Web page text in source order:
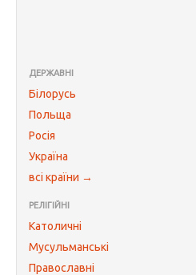
ДЕРЖАВНІ
Білорусь
Польща
Росія
Україна
всі країни →
РЕЛІГІЙНІ
Католичні
Мусульманські
Православні